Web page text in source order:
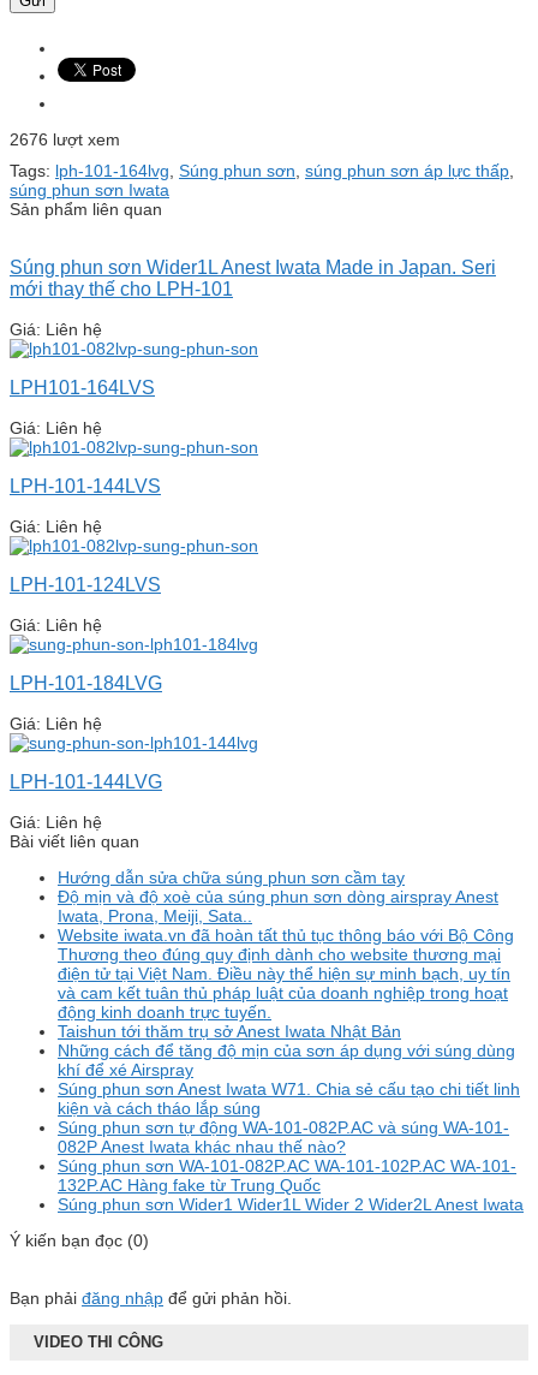
2676 lượt xem
Tags: lph-101-164lvg Súng phun sơn súng phun sơn áp lực thấp
súng phun sơn Iwata
Sản phẩm liên quan
Súng phun sơn Wider1L Anest Iwata Made in Japan. Seri
mới thay thế cho LPH-101
Giá: Liên hệ
LPH101-164LVS
Giá: Liên hệ
LPH-101-144LVS
Giá: Liên hệ
LPH-101-124LVS
Giá: Liên hệ
LPH-101-184LVG
Giá: Liên hệ
LPH-101-144LVG
Giá: Liên hệ
Bài viết liên quan
Hướng dẫn sửa chữa súng phun sơn cầm tay
Độ mịn và độ xoè của súng phun sơn dòng airspray Anest
Iwata, Prona, Meiji, Sata..
Website iwata.vn đã hoàn tất thủ tục thông báo với Bộ Công
Thương theo đúng quy định dành cho website thương mại
điện tử tại Việt Nam. Điều này thể hiện sự minh bạch, uy tín
và cam kết tuân thủ pháp luật của doanh nghiệp trong hoạt
động kinh doanh trực tuyến.
Taishun tới thăm trụ sở Anest Iwata Nhật Bản
Những cách để tăng độ mịn của sơn áp dụng với súng dùng
khí để xé Airspray
Súng phun sơn Anest Iwata W71. Chia sẻ cấu tạo chi tiết linh
kiện và cách tháo lắp súng
Súng phun sơn tự động WA-101-082P.AC và súng WA-101-
082P Anest Iwata khác nhau thế nào?
Súng phun sơn WA-101-082P.AC WA-101-102P.AC WA-101-
132P.AC Hàng fake từ Trung Quốc
Súng phun sơn Wider1 Wider1L Wider 2 Wider2L Anest Iwata
Ý kiến bạn đọc (0)
Bạn phải đăng nhập để gửi phản hồi.
VIDEO THI CÔNG